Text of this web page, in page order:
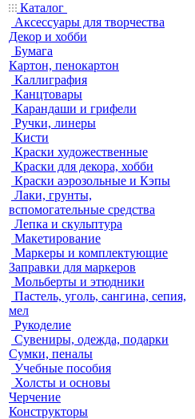
Каталог
Аксессуары для творчества
Декор и хобби
Бумага
Картон, пенокартон
Каллиграфия
Канцтовары
Карандаши и грифели
Ручки, линеры
Кисти
Краски художественные
Краски для декора, хобби
Краски аэрозольные и Кэпы
Лаки, грунты,
вспомогательные средства
Лепка и скульптура
Макетирование
Маркеры и комплектующие
Заправки для маркеров
Мольберты и этюдники
Пастель, уголь, сангина, сепия,
мел
Рукоделие
Сувениры, одежда, подарки
Сумки, пеналы
Учебные пособия
Холсты и основы
Черчение
Конструкторы